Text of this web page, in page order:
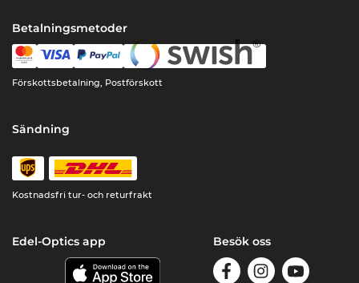
Betalningsmetoder
Förskottsbetalning, Postförskott
Sändning
Kostnadsfri tur- och returfrakt
Edel-Optics app Besök oss